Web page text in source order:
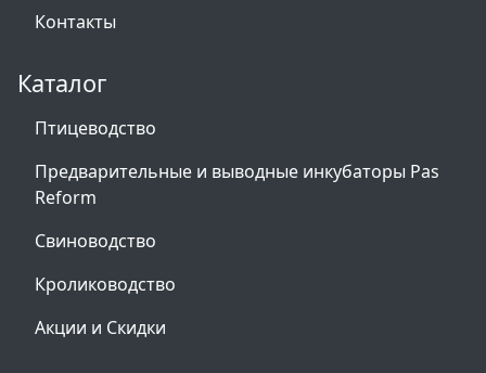
Контакты
Каталог
Птицеводство
Предварительные и выводные инкубаторы Pas
Reform
Свиноводство
Кролиководство
Акции и Скидки